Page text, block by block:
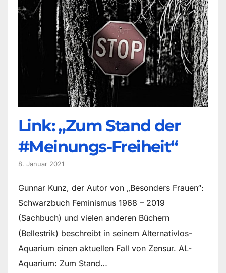
Link: „Zum Stand der
#Meinungs-Freiheit“
8. Januar 2021
Gunnar Kunz, der Autor von „Besonders Frauen“:
Schwarzbuch Feminismus 1968 – 2019
(Sachbuch) und vielen anderen Büchern
(Bellestrik) beschreibt in seinem Alternativlos-
Aquarium einen aktuellen Fall von Zensur. AL-
Aquarium: Zum Stand…